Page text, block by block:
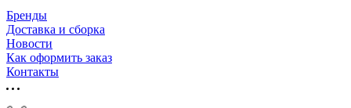
Бренды
Доставка и сборка
Новости
Как оформить заказ
Контакты